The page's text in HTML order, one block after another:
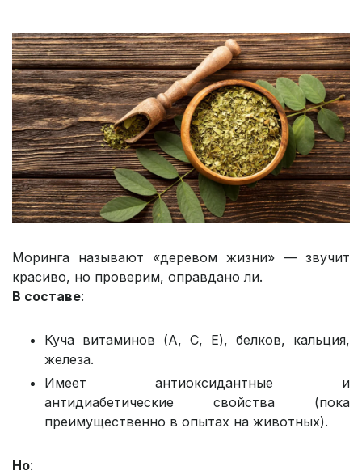
Моринга называют «деревом жизни» — звучит
красиво, но проверим, оправдано ли.
В составе:
Куча витаминов (A, C, E), белков, кальция,
железа.
Имеет антиоксидантные и
антидиабетические свойства (пока
преимущественно в опытах на животных).
Но: